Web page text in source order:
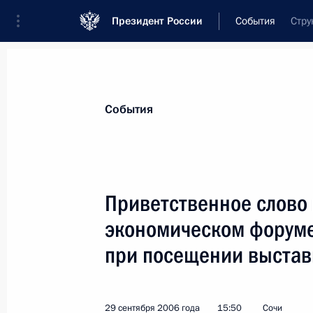
Президент России События
Новости
Послания Федеральному Собранию
Заявления по важнейшим вопросам
Совещания, заседания, рабочие встречи
События
Приветственное
экономическом
при посещении
29 сентября 2006 года 15:50 Сочи